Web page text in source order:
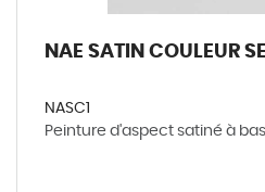
NAE SATIN COULEUR
NASC1
Peinture d'aspect satiné à